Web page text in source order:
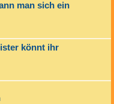
man sich ein
könnt ihr